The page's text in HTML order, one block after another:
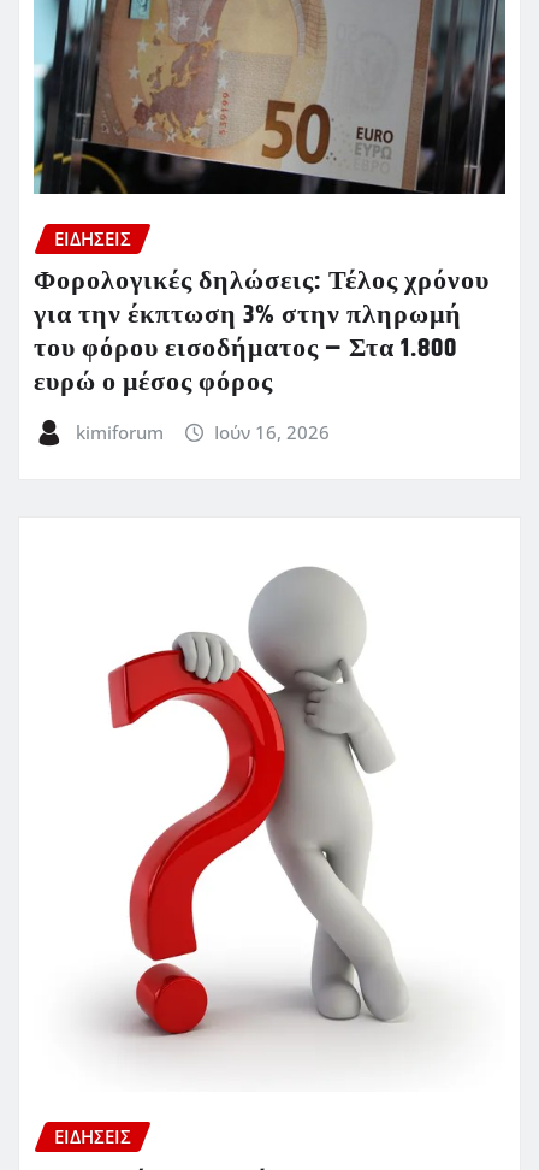
ΕΙΔΗΣΕΙΣ
Φορολογικές δηλώσεις: Τέλος χρόνου
για την έκπτωση 3% στην πληρωμή
του φόρου εισοδήματος – Στα 1.800
ευρώ ο μέσος φόρος
kimiforum Ιούν 16, 2026
ΕΙΔΗΣΕΙΣ